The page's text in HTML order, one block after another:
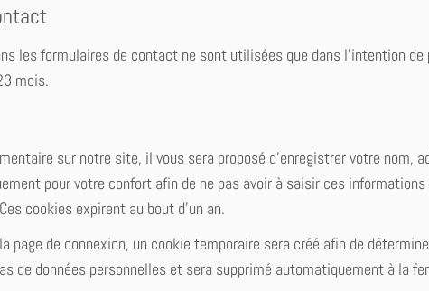
les formulaires de contact ne sont utilisées que dans l’intention de
mois.
sur notre site, il vous sera proposé d’enregistrer votre nom,
pour votre confort afin de ne pas avoir à saisir ces
cookies expirent au bout d’un an.
page de connexion, un cookie temporaire sera créé afin de
de données personnelles et sera supprimé automatiquement à la